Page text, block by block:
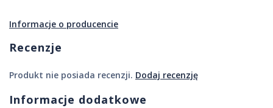
Informacje o producencie
Recenzje
Produkt nie posiada recenzji. Dodaj recenzję
Informacje dodatkowe